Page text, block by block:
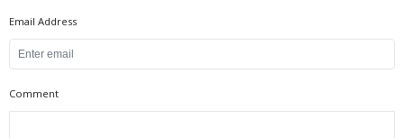
Email Address
Comment